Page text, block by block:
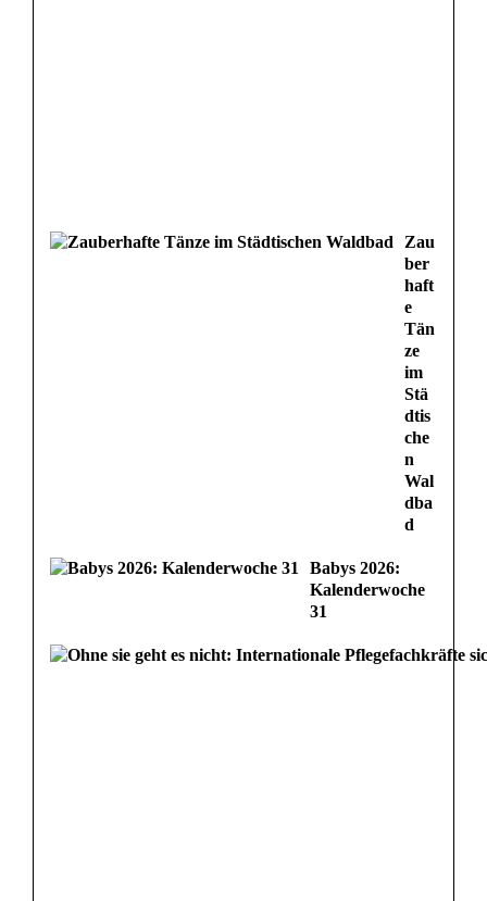
Zau
ber
haft
e
Tän
ze
im
Stä
dtis
che
n
Wal
dba
d
Babys 2026:
Kalenderwoche
31